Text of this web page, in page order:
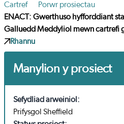
Cartref
Porwr prosiectau
ENACT: Gwerthuso hyfforddiant
Galluedd Meddyliol mewn cartrefi
Rhannu
Manylion y prosiect
Sefydliad arweiniol:
Prifysgol Sheffield